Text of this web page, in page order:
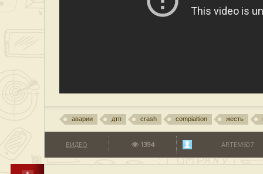
аварии дтп crash compialtion жесть
ВИДЕО 1394 ARTEM607